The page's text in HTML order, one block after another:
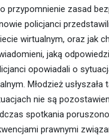
przypomnienie zasad
policjanci
wirtualnym, oraz jak
jaką
opowiadali o
Młodzież
nie są
spotkania
prawnymi